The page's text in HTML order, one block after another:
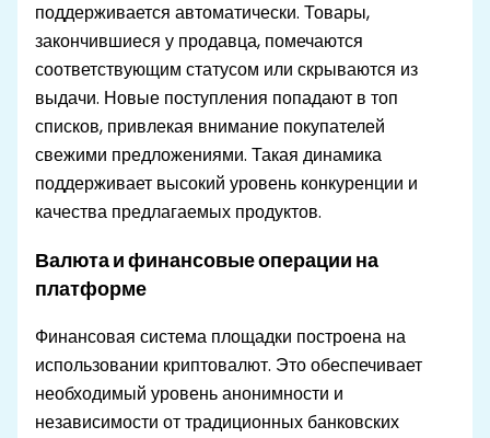
поддерживается автоматически. Товары,
закончившиеся у продавца, помечаются
соответствующим статусом или скрываются из
выдачи. Новые поступления попадают в топ
списков, привлекая внимание покупателей
свежими предложениями. Такая динамика
поддерживает высокий уровень конкуренции и
качества предлагаемых продуктов.
Валюта и финансовые операции на
платформе
Финансовая система площадки построена на
использовании криптовалют. Это обеспечивает
необходимый уровень анонимности и
независимости от традиционных банковских